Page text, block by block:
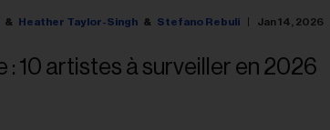
Heather Taylor-Singh Stefano Rebuli Jan 14, 2026